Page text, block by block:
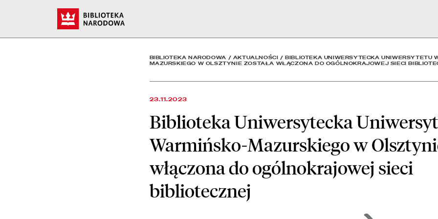
Biblioteka Uniwersytecka Uniwersytetu
BIBLIOTEKA NARODOWA / AKTUALNOŚCI /BIBLIOTEKA UNIWERSYTECKA UNIWERSYTETU
MAZURSKIEGO W OLSZTYNIE ZOSTAŁA WŁĄCZONA DO OGÓLNOKRAJOWEJ SIECI
23.11.2023
Biblioteka Uniwersytecka
Warmińsko-Mazurskiego w
włączona do ogólnokrajowej sieci
bibliotecznej